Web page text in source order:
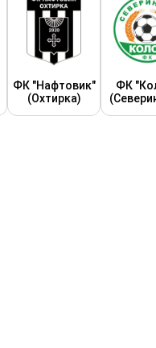
ФК "Нафтовик"
(Охтирка)
ФК